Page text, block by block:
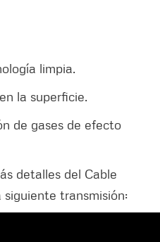
limpia.
la superficie.
de gases de efecto
detalles del Cable
transmisión: